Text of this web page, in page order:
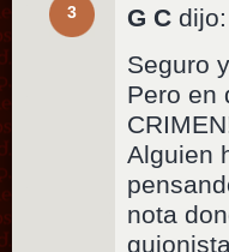
3 G C dijo:
Seguro
Pero en
Alguien
nota